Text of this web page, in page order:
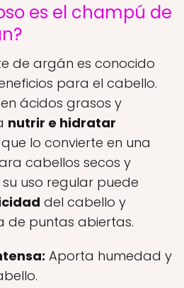
es el champú de
de argán es conocido
para el cabello.
ácidos grasos y
nutrir e hidratar
lo convierte en una
cabellos secos y
uso regular puede
del cabello y
de puntas abiertas.
Aporta humedad y